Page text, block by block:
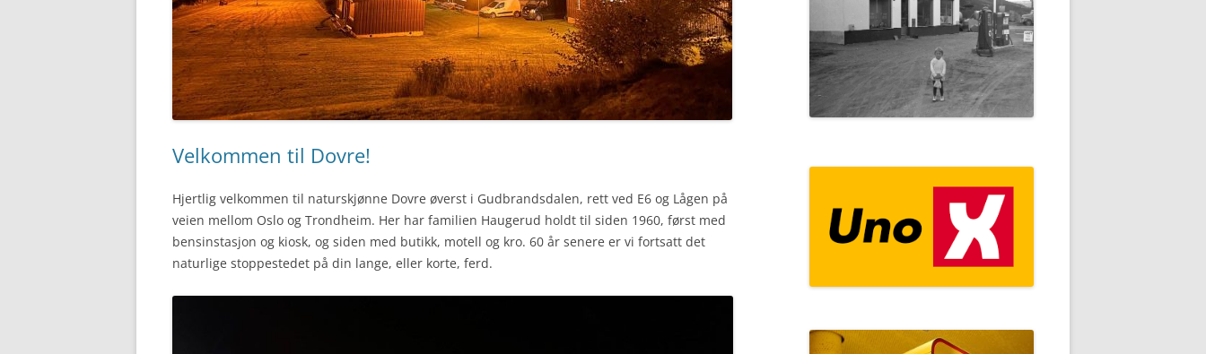
Velkommen til Dovre!
Hjertlig velkommen til naturskjønne Dovre øverst i Gudbrandsdalen, rett ved E6 og Lågen på
veien mellom Oslo og Trondheim. Her har familien Haugerud holdt til siden 1960, først med
bensinstasjon og kiosk, og siden med butikk, motell og kro. 60 år senere er vi fortsatt det
naturlige stoppestedet på din lange, eller korte, ferd.